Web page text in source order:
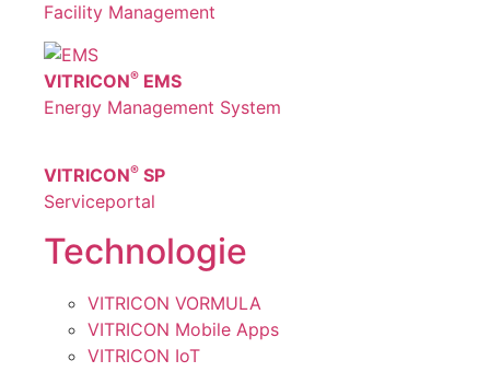
Facility Management
VITRICON® EMS
Energy Management System
VITRICON® SP
Serviceportal
Technologie
VITRICON VORMULA
VITRICON Mobile Apps
VITRICON IoT